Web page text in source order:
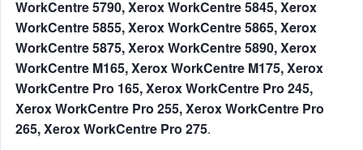
WorkCentre 5790, Xerox WorkCentre 5845, Xerox
WorkCentre 5855, Xerox WorkCentre 5865, Xerox
WorkCentre 5875, Xerox WorkCentre 5890, Xerox
WorkCentre M165, Xerox WorkCentre M175, Xerox
WorkCentre Pro 165, Xerox WorkCentre Pro 245,
Xerox WorkCentre Pro 255, Xerox WorkCentre Pro
265, Xerox WorkCentre Pro 275.